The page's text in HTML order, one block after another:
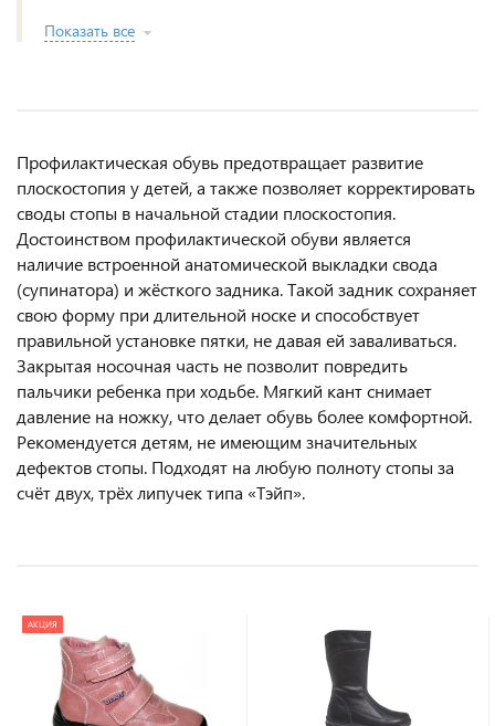
Показать все
Профилактическая обувь предотвращает развитие
плоскостопия у детей, а также позволяет корректировать
своды стопы в начальной стадии плоскостопия.
Достоинством профилактической обуви является
наличие встроенной анатомической выкладки свода
(супинатора) и жёсткого задника. Такой задник сохраняет
свою форму при длительной носке и способствует
правильной установке пятки, не давая ей заваливаться.
Закрытая носочная часть не позволит повредить
пальчики ребенка при ходьбе. Мягкий кант снимает
давление на ножку, что делает обувь более комфортной.
Рекомендуется детям, не имеющим значительных
дефектов стопы. Подходят на любую полноту стопы за
счёт двух, трёх липучек типа «Тэйп».
АКЦИЯ